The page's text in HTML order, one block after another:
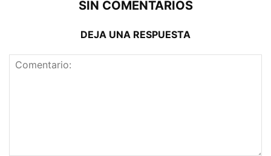
SIN COMENTARIOS
DEJA UNA RESPUESTA